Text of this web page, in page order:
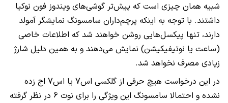
شبیه همان چیزی است که پیش‌تر گوشی‌های ویندوز فون نوکیا
داشتند. با توجه به اینکه پرچم‌داران سامسونگ نمایشگر آمولد
دارند، تنها پیکسل‌هایی روشن خواهند شد که اطلاعات خاصی
(ساعت یا نوتیفیکیشن) نمایش می‌دهند و به همین دلیل شارژ
زیادی مصرف نخواهد شد.
در این درخواست هیچ حرفی از گلکسی اس7 یا اس7 اج زده
نشده و احتمالا سامسونگ این ویژگی را برای نوت 6 در نظر گرفته